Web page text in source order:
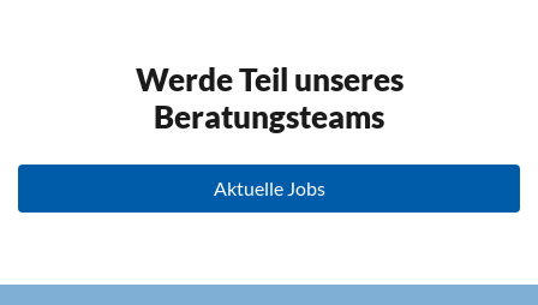
Werde Teil unseres
Beratungsteams
Aktuelle Jobs